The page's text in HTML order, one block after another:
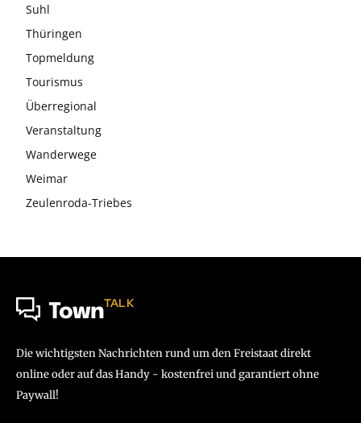
Suhl
Thüringen
Topmeldung
Tourismus
Überregional
Veranstaltung
Wanderwege
Weimar
Zeulenroda-Triebes
TownTALK
Die wichtigsten Nachrichten rund um den Freistaat direkt
online oder auf das Handy - kostenfrei und garantiert ohne
Paywall!